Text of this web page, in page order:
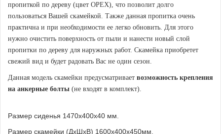
пропиткой по дереву (цвет ОРЕХ), что позволит долго
пользоваться Вашей скамейкой. Также данная пропитка очень
практична и при необходимости ее легко обновить. Для этого
нужно очистить поверхность от пыли и нанести новый слой
пропитки по дереву для наружных работ. Скамейка приобретет
свежий вид и будет радовать Вас не один сезон.
Данная модель скамейки предусматривает возможность крепления
на анкерные болты (не входят в комплект).
Размер сиденья 1470х400х40 мм.
Размер скамейки (ДхШхВ) 1600х400х450мм.